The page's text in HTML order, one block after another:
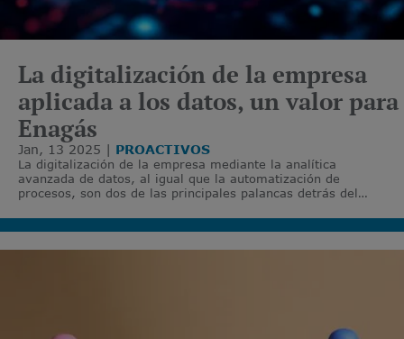
La digitalización de la empresa
aplicada a los datos, un valor para
Enagás
Jan, 13 2025 PROACTIVOS
La digitalización de la empresa mediante la analítica
avanzada de datos, al igual que la automatización de
procesos, son dos de las principales palancas detrás del